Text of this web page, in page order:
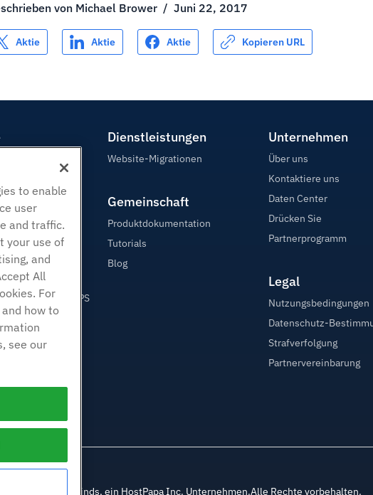
von Michael Brower /Juni 22, 2017
Aktie Aktie Aktie Kopieren URL
VPS
Linux VPS
VPS
Windows VPS
Dienstleistungen
Website-Migrationen
Gemeinschaft
Produktdokumentation
Tutorials
Blog
Unternehmen
Über uns
Kontaktiere uns
Daten Center
Drücken Sie
Partnerprogramm
Legal
Nutzungsbedingungen
Datenschutz-
Strafverfolgung
Partnervereinbarung
2010-2026 Hostwinds, ein HostPapa Inc. Unternehmen.Alle Rechte vorbehalten.
to enable
user
and traffic.
your use of
and
All
For
how to
see our